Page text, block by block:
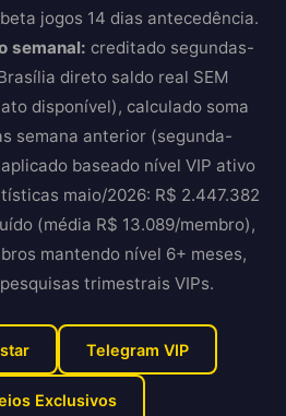
jogos 14 dias antecedência.
semanal: creditado segundas-
direto saldo real SEM
disponível), calculado soma
semana anterior (segunda-
baseado nível VIP ativo
maio/2026: R$ 2.447.382
(média R$ 13.089/membro),
mantendo nível 6+ meses,
trimestrais VIPs.
Telegram VIP
Exclusivos